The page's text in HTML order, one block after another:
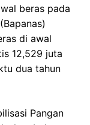
beras pada
di awal
12,529 juta
dua tahun
Pangan